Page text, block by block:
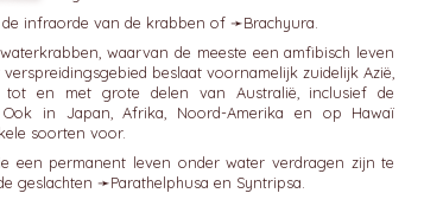
de infraorde van de krabben of ➛Brachyura
waarvan de meeste een amfibisch leven
verspreidingsgebied beslaat voornamelijk zuidelijk Azië,
tot en met grote delen van Australië, inclusief de
Ook in Japan, Afrika, Noord-Amerika en op Hawaï
soorten voor.
een permanent leven onder water verdragen zijn te
geslachten ➛Parathelphusa en Syntripsa.